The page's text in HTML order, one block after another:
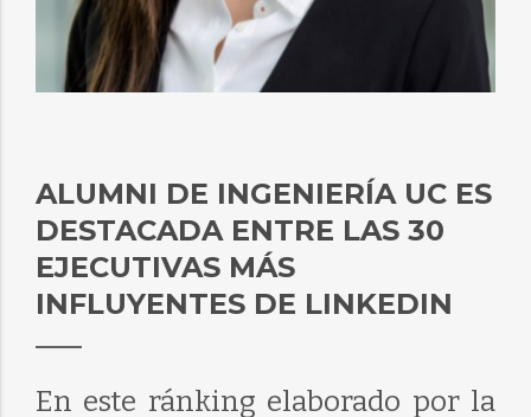
ALUMNI DE INGENIERÍA UC ES
DESTACADA ENTRE LAS 30
EJECUTIVAS MÁS
INFLUYENTES DE LINKEDIN
En este ránking elaborado por la